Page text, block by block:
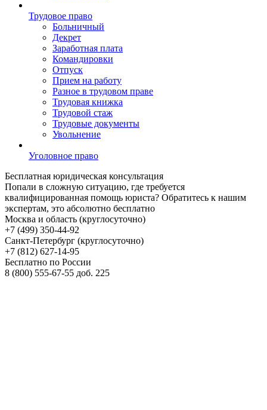
Трудовое право
Больничный
Декрет
Заработная плата
Командировки
Отпуск
Прием на работу
Разное в трудовом праве
Трудовая книжка
Трудовой стаж
Трудовые документы
Увольнение
Уголовное право
Бесплатная юридическая консультация
Попали в сложную ситуацию, где требуется
квалифицированная помощь юриста? Обратитесь к нашим
экспертам, это абсолютно бесплатно
Москва и область (круглосуточно)
+7 (499) 350-44-92
Санкт-Петербург (круглосуточно)
+7 (812) 627-14-95
Бесплатно по России
8 (800) 555-67-55 доб. 225